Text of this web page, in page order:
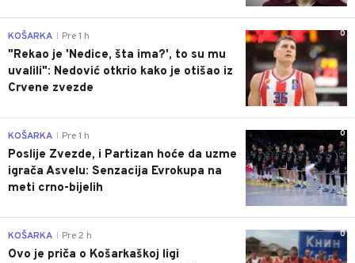
0
KOŠARKA Pre 1 h
"Rekao je 'Nedice, šta ima?', to su mu
uvalili": Nedović otkrio kako je otišao iz
Crvene zvezde
0
KOŠARKA Pre 1 h
Poslije Zvezde, i Partizan hoće da uzme
igrača Asvelu: Senzacija Evrokupa na
meti crno-bijelih
0
KOŠARKA Pre 2 h
Ovo je priča o Košarkaškoj ligi